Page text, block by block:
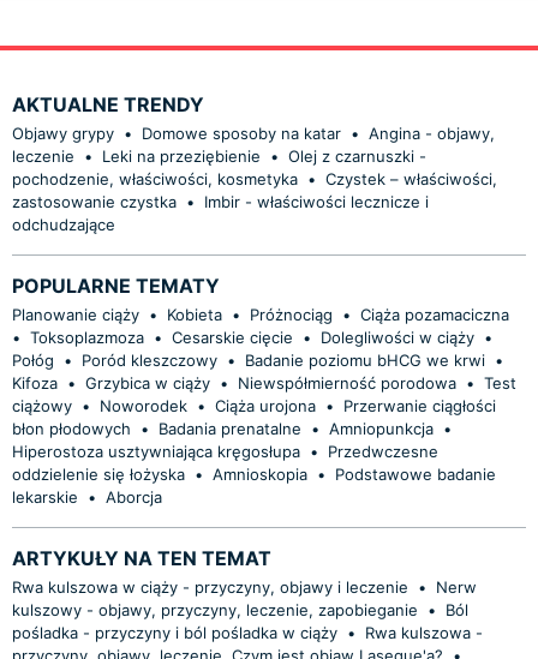
AKTUALNE TRENDY
Objawy grypy • Domowe sposoby na katar • Angina - objawy,
leczenie
• Leki na przeziębienie • Olej z czarnuszki -
pochodzenie, właściwości, kosmetyka • Czystek – właściwości,
zastosowanie czystka •
Imbir - właściwości lecznicze i
odchudzające
POPULARNE TEMATY
Planowanie ciąży • Kobieta • Próżnociąg • Ciąża pozamaciczna
• Toksoplazmoza • Cesarskie cięcie • Dolegliwości w ciąży •
Połóg
• Poród kleszczowy • Badanie poziomu bHCG we krwi •
Kifoza • Grzybica w ciąży • Niewspółmierność porodowa • Test
ciążowy • Noworodek • Ciąża urojona •
Przerwanie ciągłości
błon płodowych
• Badania prenatalne • Amniopunkcja •
Hiperostoza usztywniająca kręgosłupa •
Przedwczesne
oddzielenie się łożyska • Amnioskopia •
Podstawowe badanie
lekarskie
• Aborcja
ARTYKUŁY NA TEN TEMAT
Rwa kulszowa w ciąży - przyczyny, objawy i leczenie •
Nerw
kulszowy - objawy, przyczyny, leczenie, zapobieganie
•
Ból
pośladka - przyczyny i ból pośladka w ciąży •
Rwa kulszowa -